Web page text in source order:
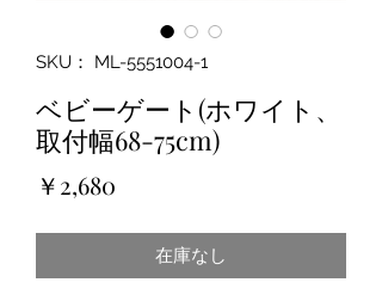
SKU： ML-5551004-1
ベビーゲート(ホワイト、
取付幅68-75cm)
￥2,680
在庫なし